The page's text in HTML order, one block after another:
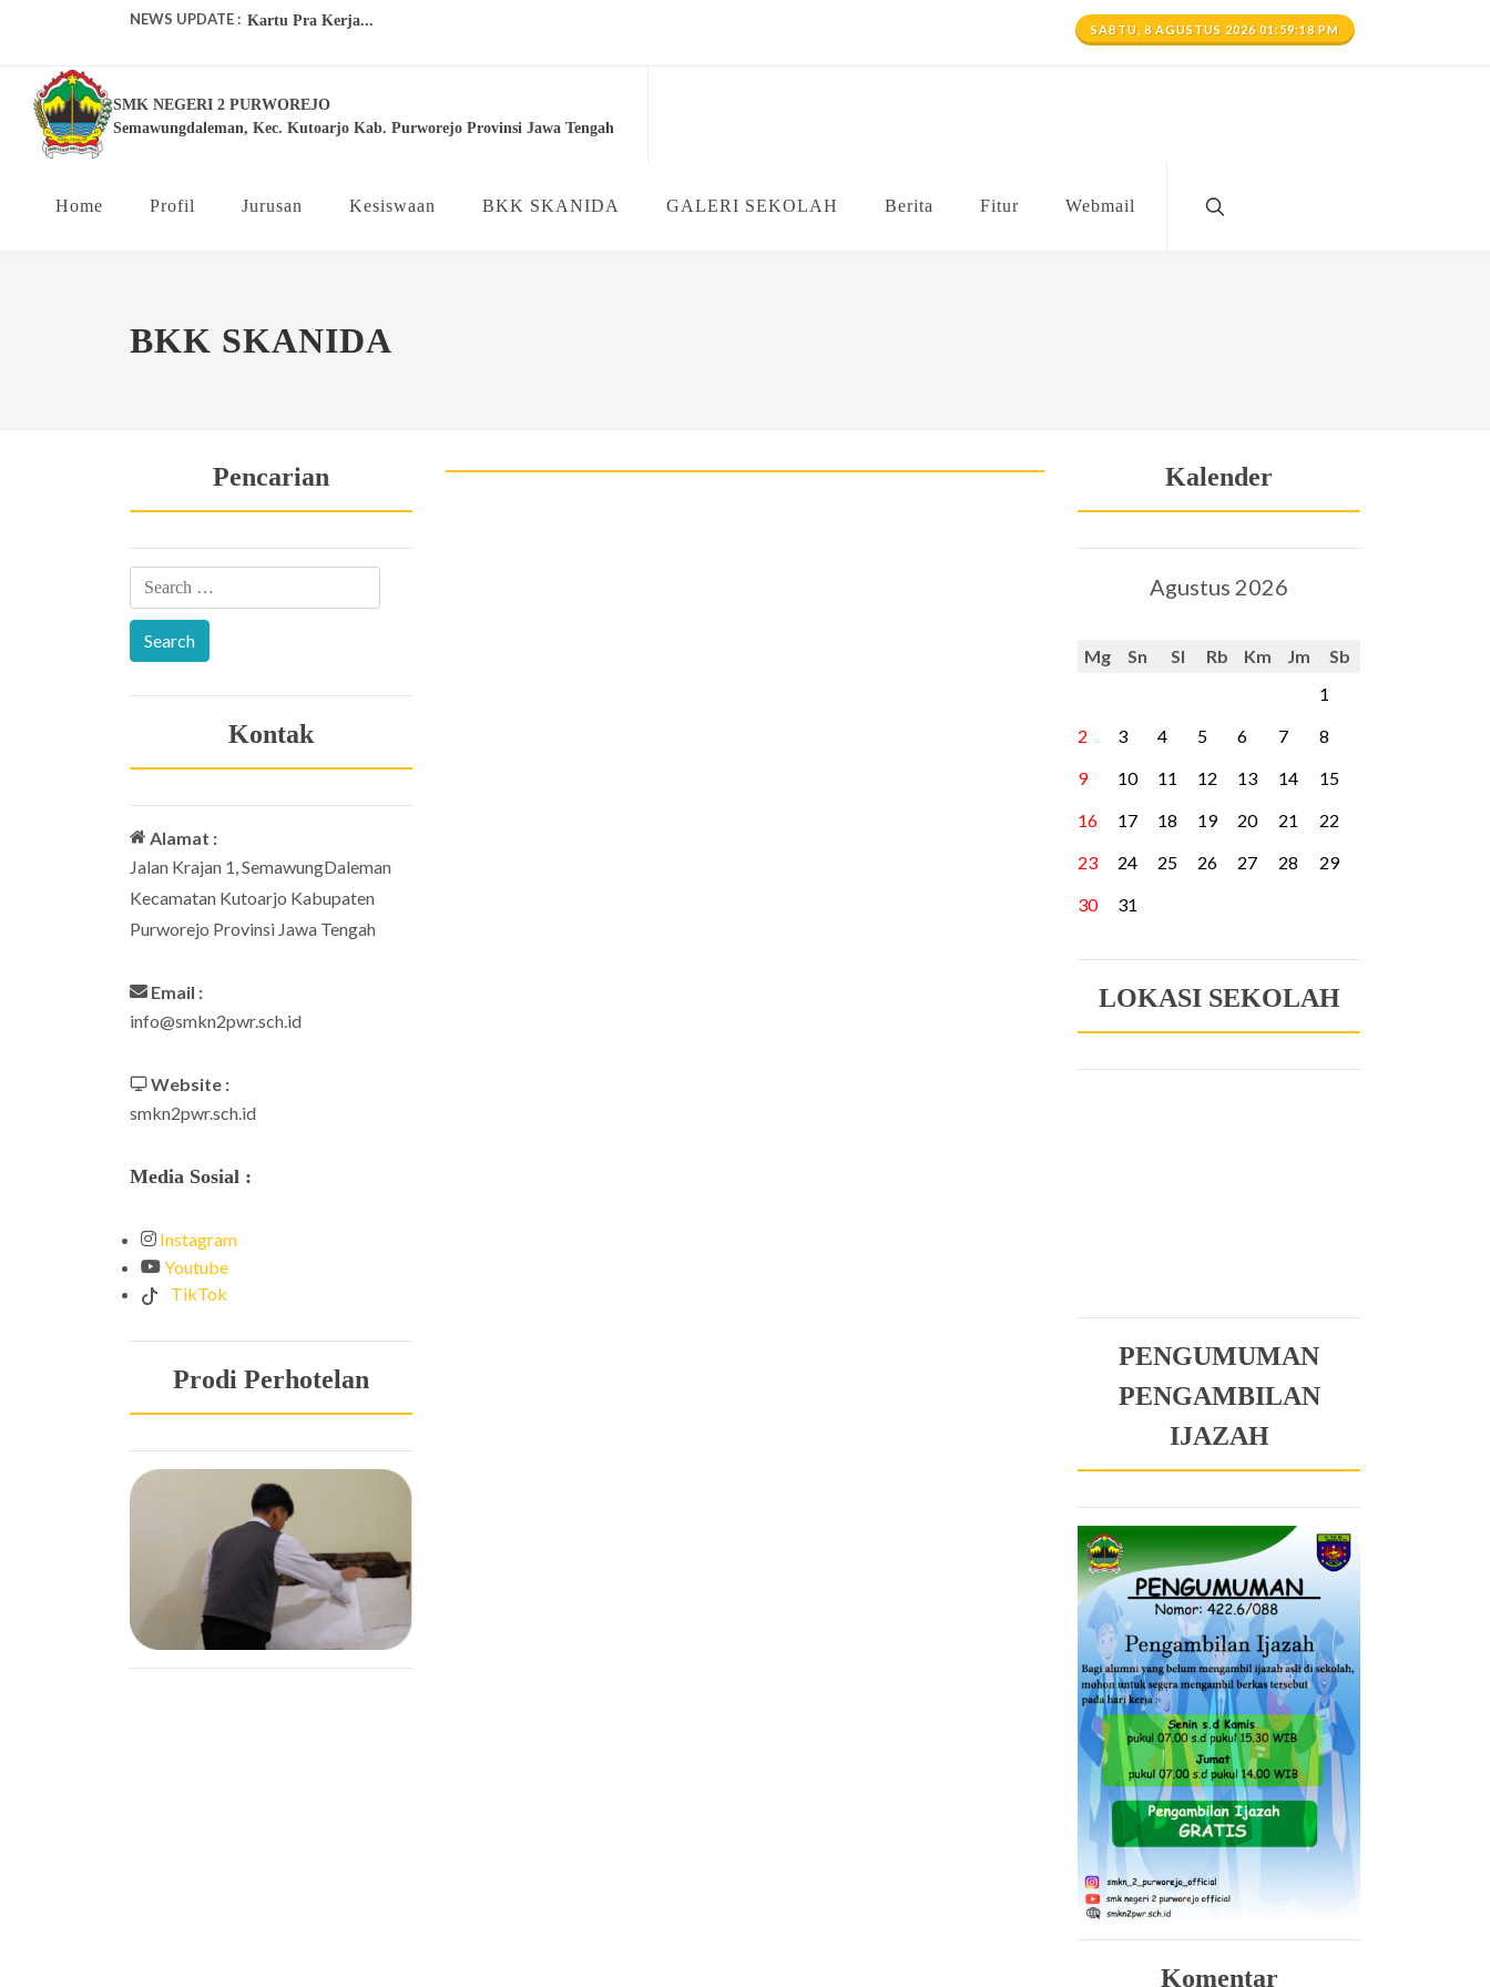
NEWS UPDATE : Kartu Pra Kerja...
Pelaksanaan US Online SMK Negeri 2 Purworejo...
Proyek Penguatan Profil Pelajar Pancasila (P5) ...
SABTU, 8 AGUSTUS 2026 01:59:18 PM
SMK NEGERI 2 PURWOREJO
Semawungdaleman, Kec. Kutoarjo Kab. Purworejo Provinsi Jawa Tengah
Home Profil Jurusan Kesiswaan BKK SKANIDA GALERI SEKOLAH Berita Fitur Webmail
BKK SKANIDA
Pencarian
Kontak
Alamat :
Jalan Krajan 1, SemawungDaleman
Kecamatan Kutoarjo Kabupaten
Purworejo Provinsi Jawa Tengah
Email :
info@smkn2pwr.sch.id
Website :
smkn2pwr.sch.id
Media Sosial :
Instagram
Youtube
TikTok
Prodi Perhotelan
Kalender
Agustus 2026
Mg Sn Sl Rb Km Jm
Sb
1
2
3 4 5 6 7
8
9
10 11 12 13 14
15
16
17 18 19 20 21
22
23
24 25 26 27 28
29
30
31
LOKASI SEKOLAH
PENGUMUMAN
PENGAMBILAN
IJAZAH
Komentar